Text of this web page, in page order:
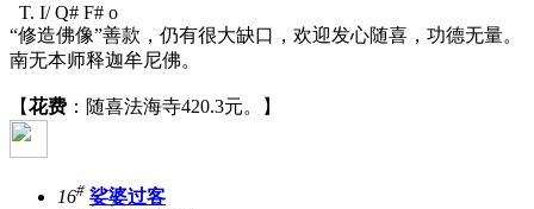
T. I/ Q# F# o
“修造佛像”善款，仍有很大缺口，欢迎发心随喜，功德无量。
南无本师释迦牟尼佛。
【花费 ：随喜法海寺420.3元。】
16# 娑婆过客